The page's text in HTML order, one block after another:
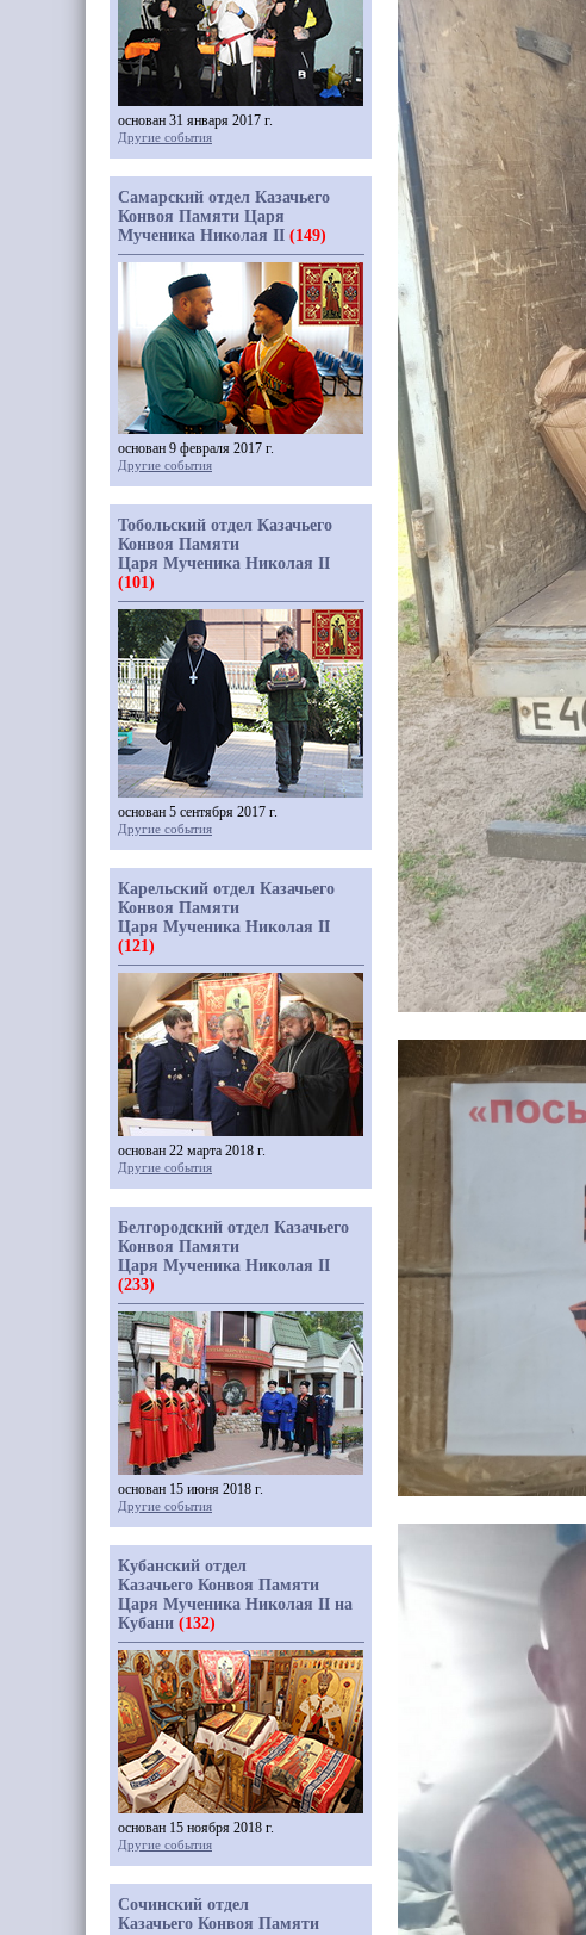
основан 31 января 2017 г.
Другие события
Самарский отдел Казачьего
Конвоя Памяти Царя
Мученика Николая II (149)
основан 9 февраля 2017 г.
Другие события
Тобольский отдел Казачьего
Конвоя Памяти
Царя Мученика Николая II
(101)
основан 5 сентября 2017 г.
Другие события
Карельский отдел Казачьего
Конвоя Памяти
Царя Мученика Николая II
(121)
основан 22 марта 2018 г.
Другие события
Белгородский отдел Казачьего
Конвоя Памяти
Царя Мученика Николая II
(233)
основан 15 июня 2018 г.
Другие события
Кубанский отдел
Казачьего Конвоя Памяти
Царя Мученика Николая II на
Кубани (132)
основан 15 ноября 2018 г.
Другие события
Сочинский отдел
Казачьего Конвоя Памяти